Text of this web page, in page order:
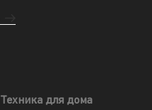
Техника для дома